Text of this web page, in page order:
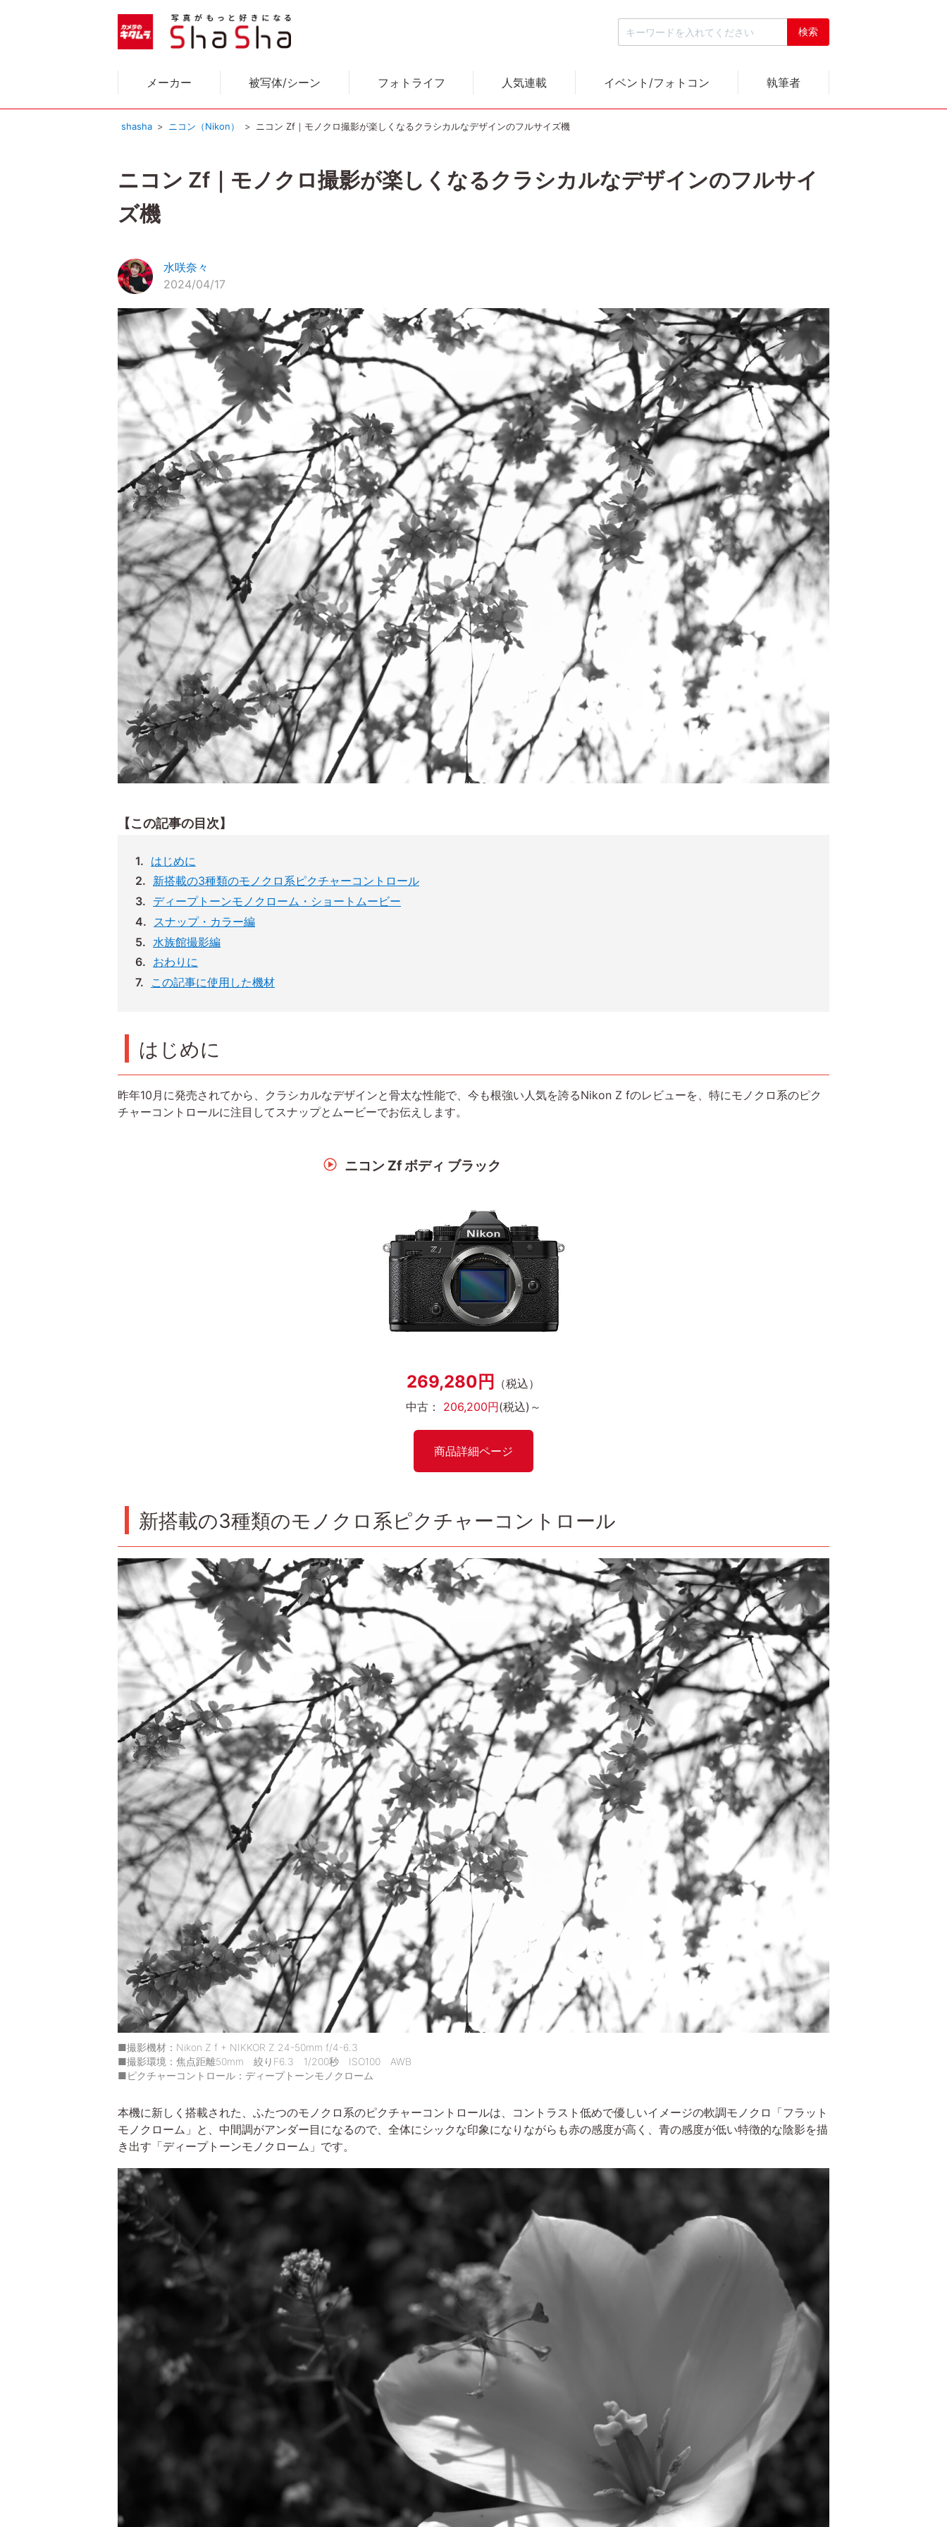
メーカー 被写体/シーン フォトライフ 人気連載 イベント/フォトコン 執筆者
shasha ニコン（Nikon） ニコン Zf｜モノクロ撮影が楽しくなるクラシカルなデザインのフルサイズ機
ニコン Zf｜モノクロ撮影が楽しくなるクラシカルなデザインのフルサイ
ズ機
水咲奈々
2024/04/17
【この記事の目次】
はじめに
新搭載の3種類のモノクロ系ピクチャーコントロール
ディープトーンモノクローム・ショートムービー
スナップ・カラー編
水族館撮影編
おわりに
この記事に使用した機材
はじめに
昨年10月に発売されてから、クラシカルなデザインと骨太な性能で、今も根強い人気を誇るNikon Z fのレビューを、特にモノクロ系のピク
チャーコントロールに注目してスナップとムービーでお伝えします。
ニコン Zf ボディ ブラック
269,280円
（税込）
中古： 206,200円(税込)～
商品詳細ページ
新搭載の3種類のモノクロ系ピクチャーコントロール
■撮影機材：Nikon Z f + NIKKOR Z 24-50mm f/4-6.3
■撮影環境：焦点距離50mm 絞りF6.3 1/200秒 ISO100 AWB
■ピクチャーコントロール：ディープトーンモノクローム
本機に新しく搭載された、ふたつのモノクロ系のピクチャーコントロールは、コントラスト低めで優しいイメージの軟調モノクロ「フラット
モノクローム」と、中間調がアンダー目になるので、全体にシックな印象になりながらも赤の感度が高く、青の感度が低い特徴的な陰影を描
き出す「ディープトーンモノクローム」です。